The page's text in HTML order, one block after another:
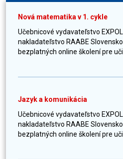
Nová matematika v 1. cykle
Učebnicové vydavateľstvo
nakladateľstvo RAABE
bezplatných online školení pre
Jazyk a komunikácia
Učebnicové vydavateľstvo
nakladateľstvo RAABE
bezplatných online školení pre